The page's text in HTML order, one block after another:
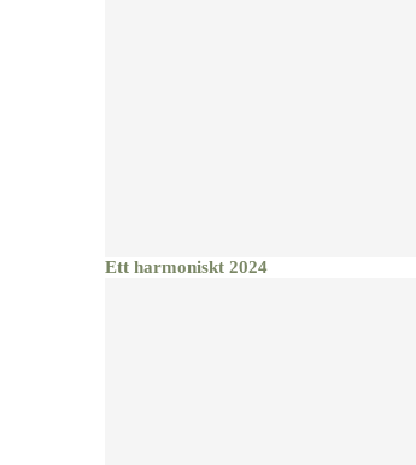
Ett harmoniskt 2024